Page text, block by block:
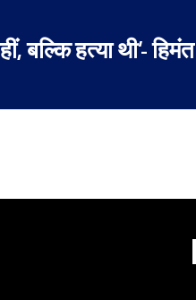
बल्कि हत्या थी’- हिमंत